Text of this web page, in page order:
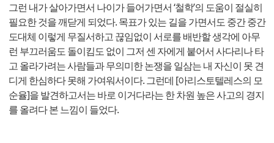
그런 내가 살아가면서 나이가 들어가면서 ‘철학’의 도움이 절실히
필요한 것을 깨닫게 되었다. 목표가 있는 길을 가면서도 중간 중간
도대체 이렇게 무질서하고 끊임없이 서로를 배반할 생각에 아무
런 부끄러움도 돌이킴도 없이 그저 센 자에게 붙어서 사다리나 타
고 올라가려는 사람들과 무의미한 논쟁을 일삼는 내 자신이 못 견
디게 한심하다 못해 가여워서이다. 그런데 [아리스토텔레스의 모
순율]을 발견하고서는 바로 이거다라는 한 차원 높은 사고의 경지
를 올려다 본 느낌이 들었다.